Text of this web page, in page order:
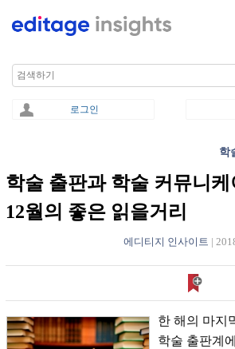
Search
로그인
학
학술 출판과 학술 커뮤니케
12월의 좋은 읽을거리
에디티지 인사이트 |
한 해의 마지
학술 출판계